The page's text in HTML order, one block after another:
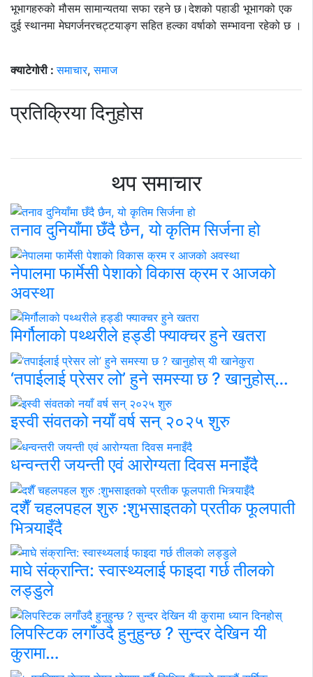
भूभागहरुको मौसम सामान्यतया सफा रहने छ।देशको पहाडी भूभागको एक
दुई स्थानमा मेघगर्जनरचट्टयाङ्ग सहित हल्का वर्षाको सम्भावना रहेको छ ।
क्याटेगोरी :समाचार,समाज
प्रतिक्रिया दिनुहोस
थप समाचार
तनाव दुनियाँमा छँदै छैन, यो कृतिम सिर्जना हो
नेपालमा फार्मेसी पेशाको विकास क्रम र आजको
अवस्था
मिर्गौलाको पथ्थरीले हड्डी फ्याक्चर हुने खतरा
‘तपाईलाई प्रेसर लो’ हुने समस्या छ ? खानुहोस्…
इस्वी संवतको नयाँ वर्ष सन् २०२५ शुरु
धन्वन्तरी जयन्ती एवं आरोग्यता दिवस मनाइँदै
दशैँ चहलपहल शुरु :शुभसाइतको प्रतीक फूलपाती
भित्र्याइँदै
माघे संक्रान्ति: स्वास्थ्यलाई फाइदा गर्छ तीलकाे
लड्डुले
लिपस्टिक लगाँउदै हुनुहुन्छ ? सुन्दर देखिन यी
कुरामा…